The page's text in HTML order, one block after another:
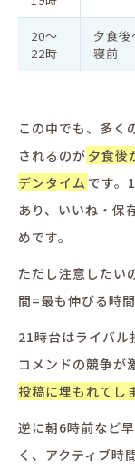
20〜
22時
夕食後
寝前
この中でも、多く
されるのが 夕食後
デンタイム です。
あり、いいね・保
めです。
ただし注意したい
間=最も伸びる時
21時台はライバル
コメンドの競争が
投稿に埋もれてし
逆に朝6時前など
く、アクティブ時